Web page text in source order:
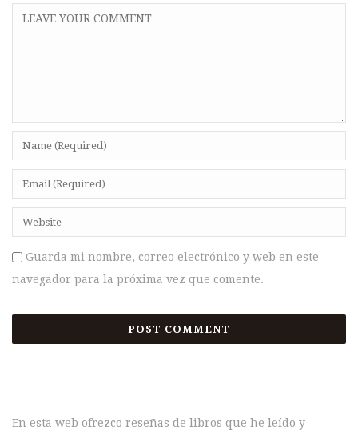
Guarda mi nombre, correo electrónico y web en este
navegador para la próxima vez que comente.
En esta web ofrezco reseñas de libros que he leído y